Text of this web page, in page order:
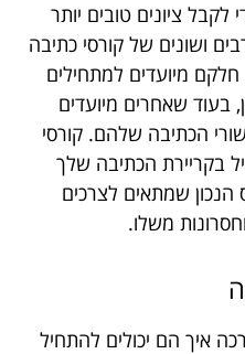
ציונים טובים יותר
ושונים של קורסי כתיבה
חלקם מיועדים למתחילים
בעוד שאחרים מיועדים
הכתיבה שלהם. קורסי
בקריירת הכתיבה שלך
שמתאים לצרכים
משלו.
איך הם יכולים להתחיל